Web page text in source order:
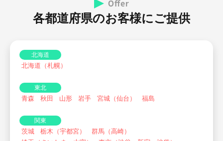
各都道府県のお客様にご提供
北海道
北海道（札幌）
東北
青森 秋田 山形 岩手 宮城（仙台） 福島
関東
茨城 栃木（宇都宮）
群馬（高崎）